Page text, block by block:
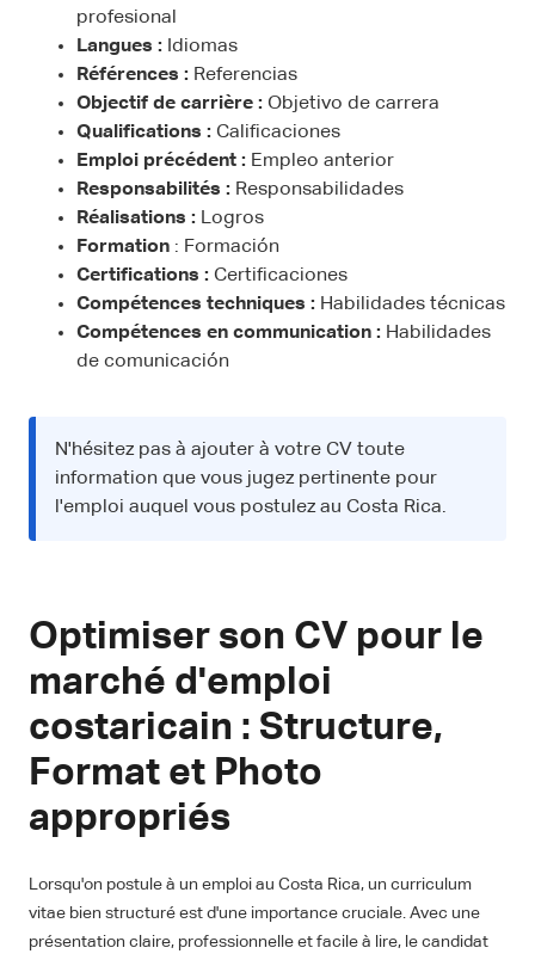
profesional
Langues : Idiomas
Références : Referencias
Objectif de carrière : Objetivo de carrera
Qualifications : Calificaciones
Emploi précédent : Empleo anterior
Responsabilités : Responsabilidades
Réalisations : Logros
Formation : Formación
Certifications : Certificaciones
Compétences techniques : Habilidades técnicas
Compétences en communication : Habilidades
de comunicación
N'hésitez pas à ajouter à votre CV toute
information que vous jugez pertinente pour
l'emploi auquel vous postulez au Costa Rica.
Optimiser son CV pour le
marché d'emploi
costaricain : Structure,
Format et Photo
appropriés
Lorsqu'on postule à un emploi au Costa Rica, un curriculum
vitae bien structuré est d'une importance cruciale. Avec une
présentation claire, professionnelle et facile à lire, le candidat